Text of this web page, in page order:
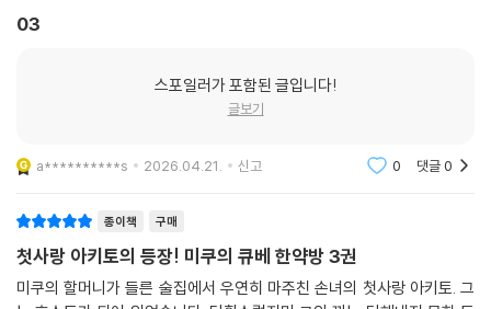
03
스포일러가 포함된 글입니다!
글보기
a**********s 2026.04.21. 신고 0 댓글0
종이책 구매
첫사랑 아키토의 등장! 미쿠의 큐베 한약방 3권
미쿠의 할머니가 들른 술집에서 우연히 마주친 손녀의 첫사랑 아키토. 그